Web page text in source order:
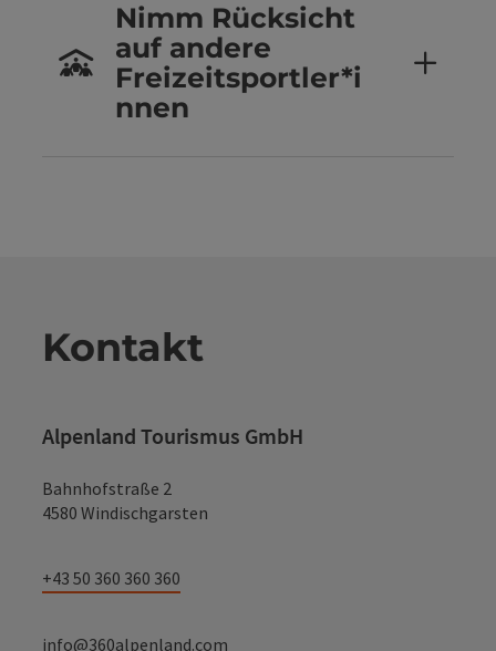
Nimm Rücksicht
auf andere
Freizeitsportler*i
nnen
Kontakt
Alpenland Tourismus GmbH
Bahnhofstraße 2
4580 Windischgarsten
+43 50 360 360 360
info@360alpenland.com